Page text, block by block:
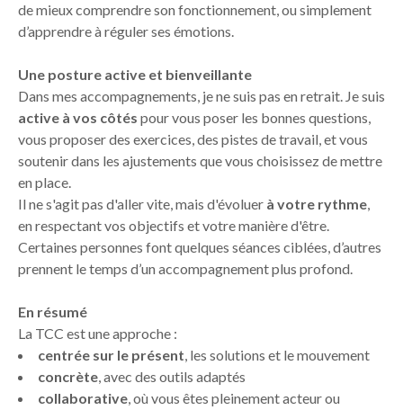
de mieux comprendre son fonctionnement, ou simplement
d’apprendre à réguler ses émotions.
Une posture active et bienveillante
Dans mes accompagnements, je ne suis pas en retrait. Je suis
active à vos côtés pour vous poser les bonnes questions,
vous proposer des exercices, des pistes de travail, et vous
soutenir dans les ajustements que vous choisissez de mettre
en place.
Il ne s'agit pas d'aller vite, mais d'évoluer à votre rythme,
en respectant vos objectifs et votre manière d'être.
Certaines personnes font quelques séances ciblées, d’autres
prennent le temps d’un accompagnement plus profond.
En résumé
La TCC est une approche :
centrée sur le présent, les solutions et le mouvement
concrète, avec des outils adaptés
collaborative, où vous êtes pleinement acteur ou